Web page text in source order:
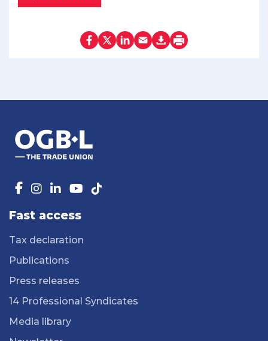
Fast access
Tax declaration
Publications
Press releases
14 Professional Syndicates
Media library